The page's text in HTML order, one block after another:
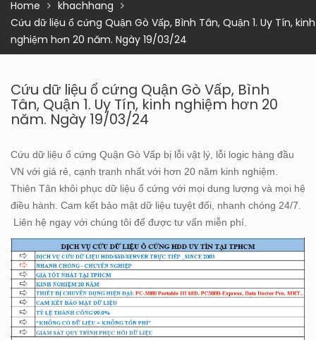
Home
khachhang
Cứu dữ liệu ổ cứng Quận Gò Vấp, Bình Tân, Quận 1. Uy Tín, kinh
nghiệm hơn 20 năm. Ngày 19/03/24
Cứu dữ liệu ổ cứng Quận Gò Vấp, Bình
Tân, Quận 1. Uy Tín, kinh nghiệm hơn 20
năm. Ngày 19/03/24
Cứu dữ liệu ổ cứng Quận Gò Vấp bị lỗi vật lý, lỗi logic hàng đầu
VN với giá rẻ, cạnh tranh nhất với hơn 20 năm kinh nghiệm.
Thiên Tân khôi phục dữ liệu ổ cứng với mọi dung lượng và mọi hệ
điều hành. Cam kết bảo mật dữ liệu tuyệt đối, nhanh chóng 24/7.
Liên hệ ngay với chúng tôi để được tư vấn miễn phí.